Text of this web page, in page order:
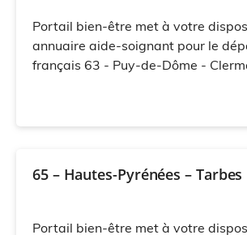
Portail bien-être met à votre
annuaire aide-soignant pour le
français 63 - Puy-de-Dôme -
65 – Hautes-Pyrénées – Tarbes
Portail bien-être met à votre